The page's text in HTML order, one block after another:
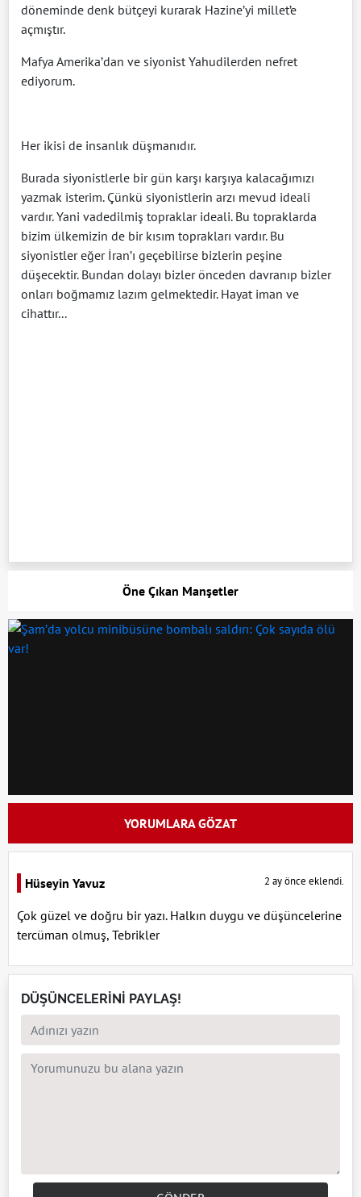
döneminde denk bütçeyi kurarak Hazine’yi millet’e
açmıştır.
Mafya Amerika’dan ve siyonist Yahudilerden nefret
ediyorum.
Her ikisi de insanlık düşmanıdır.
Burada siyonistlerle bir gün karşı karşıya kalacağımızı
yazmak isterim. Çünkü siyonistlerin arzı mevud ideali
vardır. Yani vadedilmiş topraklar ideali. Bu topraklarda
bizim ülkemizin de bir kısım toprakları vardır. Bu
siyonistler eğer İran’ı geçebilirse bizlerin peşine
düşecektir. Bundan dolayı bizler önceden davranıp bizler
onları boğmamız lazım gelmektedir. Hayat iman ve
cihattır...
Öne Çıkan Manşetler
YORUMLARA GÖZAT
Hüseyin Yavuz 2 ay önce eklendi.
Çok güzel ve doğru bir yazı. Halkın duygu ve düşüncelerine
tercüman olmuş, Tebrikler
DÜŞÜNCELERİNİ PAYLAŞ!